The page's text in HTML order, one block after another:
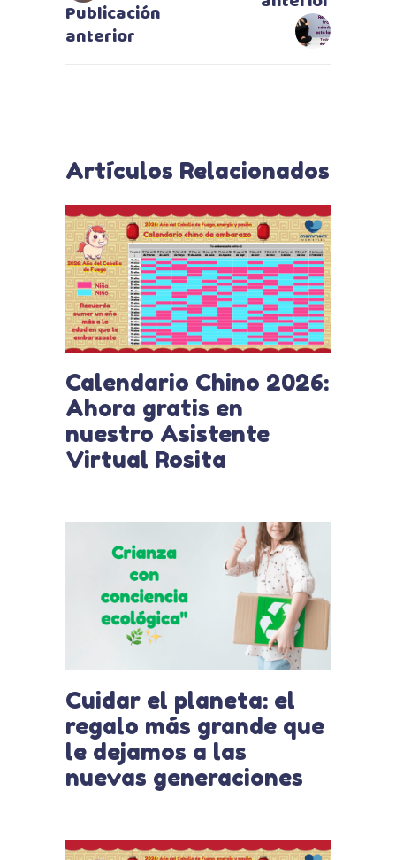
Publicación
anterior
Artículos Relacionados
Calendario Chino 2026:
Ahora gratis en
nuestro Asistente
Virtual Rosita
Cuidar el planeta: el
regalo más grande que
le dejamos a las
nuevas generaciones